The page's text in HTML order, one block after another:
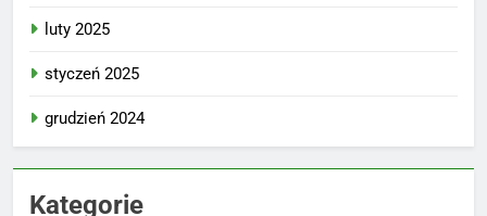
luty 2025
styczeń 2025
grudzień 2024
Kategorie